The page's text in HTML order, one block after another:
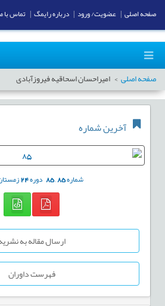
صفحه اصلی امیراحسان اسحاقیه فیروزآبادی
آخرین شماره
شماره85
,
85 دوره24زمستان
ارسال مقاله به نشریه
فهرست داوران
صفحه اصلی عضویت/ ورود درباره رایمگ تماس با ما